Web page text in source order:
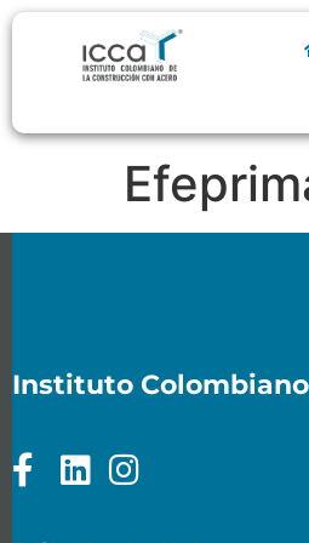
Instituto